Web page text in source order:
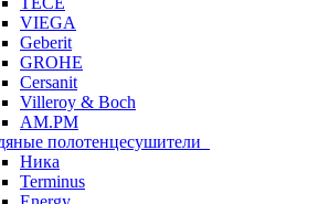
VIEGA
Geberit
GROHE
Cersanit
Villeroy & Boch
AM.PM
полотенцесушители
Ника
Terminus